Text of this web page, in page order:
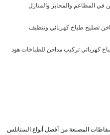
المطاعم والمخابز والمنازل
تصليح طباخ كهربائي وتنظيف
كهربائي تركيب مداخن للطباخات هود
المصنعة من أفضل أنواع الستانلس